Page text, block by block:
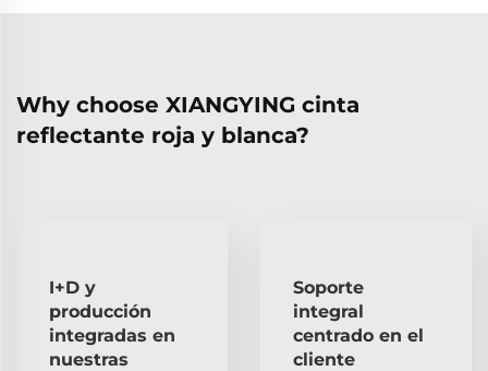
Why choose XIANGYING cinta
reflectante roja y blanca?
I+D y
producción
integradas en
nuestras
Soporte
integral
centrado en el
cliente